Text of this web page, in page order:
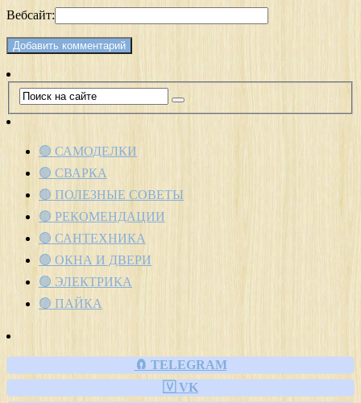
Вебсайт:
🟢 САМОДЕЛКИ
🟢 СВАРКА
🟢 ПОЛЕЗНЫЕ СОВЕТЫ
🟢 РЕКОМЕНДАЦИИ
🟢 САНТЕХНИКА
🟢 ОКНА И ДВЕРИ
🟢 ЭЛЕКТРИКА
🟢 ПАЙКА
🧲 TELEGRAM
🇻 VK